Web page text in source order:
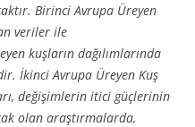
Birinci Avrupa Üreyen
veriler ile
kuşların dağılımlarında
İkinci Avrupa Üreyen Kuş
değişimlerin itici güçlerinin
olan araştırmalarda,